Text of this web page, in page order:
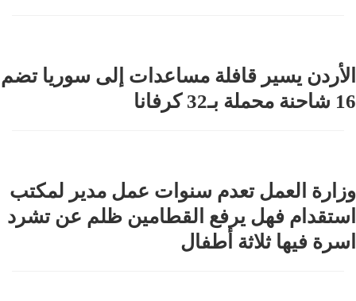
الأردن يسير قافلة مساعدات إلى سوريا تضم
16 شاحنة محملة بـ32 كرفانا
وزارة العمل تعدم سنوات عمل مدير لمكتب
استقدام فهل يرفع القطامين ظلم عن تشرد
اسرة فيها ثلاثة أطفال